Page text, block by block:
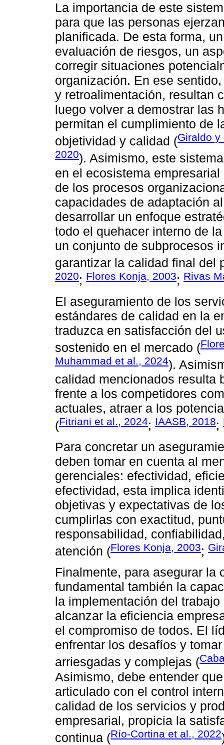
La importancia de este
para que las personas
planificada. De esta forma,
evaluación de riesgos, un
corregir situaciones
organización. En ese
y retroalimentación, resultan
luego volver a demostrar las
permitan el cumplimiento de
objetividad y calidad (Giraldo y
2020). Asimismo, este
en el ecosistema
de los procesos
capacidades de adaptación
desarrollar un enfoque
todo el quehacer interno de
un conjunto de subprocesos
garantizar la calidad final del
2020; Flores Konja, 2003; Rivas
El aseguramiento de los
estándares de calidad en la
traduzca en satisfacción del
sostenido en el mercado (
Muhammad et al., 2024).
calidad mencionados resulta
frente a los competidores
actuales, atraer a los
(Fitriani et al., 2024; IAASB, 2018;
Para concretar un
deben tomar en cuenta al
gerenciales: efectividad,
efectividad, esta implica
objetivas y expectativas de
cumplirlas con exactitud,
responsabilidad,
atención (Flores Konja, 2003;
Finalmente, para asegurar la
fundamental también la
la implementación del
alcanzar la eficiencia
el compromiso de todos. El
enfrentar los desafíos y
arriesgadas y complejas (
Asimismo, debe entender
articulado con el control
calidad de los servicios y
empresarial, propicia la
continua (Río-Cortina et al., 2022